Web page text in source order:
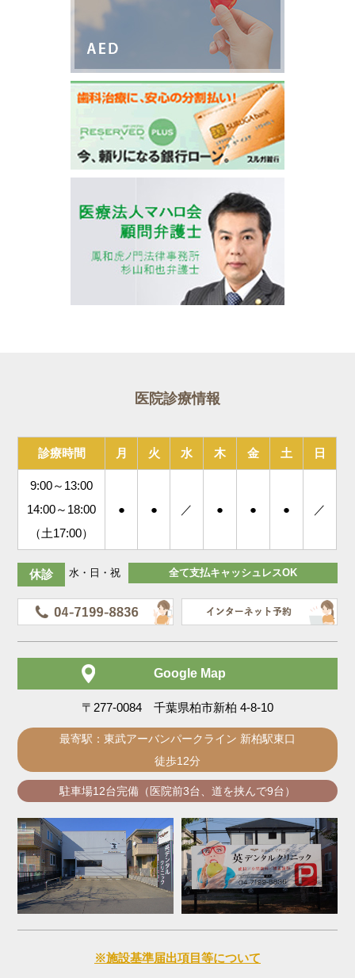
医院診療情報
診療時間 月 火 水 木 金 土 日
9:00～13:00
14:00～18:00
（土17:00）
● ● ／ ● ● ● ／
休診 水・日・祝 全て支払キャッシュレスOK
Google Map
〒277-0084 千葉県柏市新柏 4-8-10
最寄駅：東武アーバンパークライン 新柏駅東口
徒歩12分
駐車場12台完備（医院前3台、道を挟んで9台）
※施設基準届出項目等について